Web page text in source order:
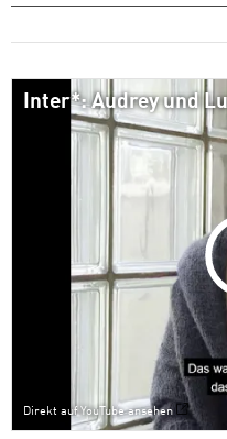
Inter*: Audrey und
Direkt auf YouTube ansehen